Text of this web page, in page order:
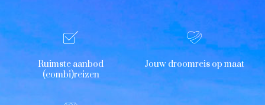
Ruimste aanbod
(combi)reizen
Jouw droomreis op maat